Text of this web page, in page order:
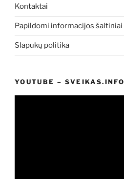
Kontaktai
Papildomi informacijos šaltiniai
Slapukų politika
YOUTUBE – SVEIKAS.INFO